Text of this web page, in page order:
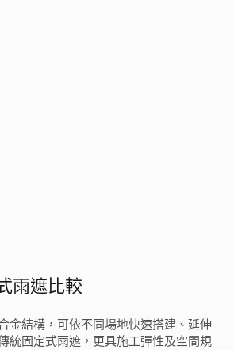
雨遮比較
金結構，可依不同場地快速搭建、延伸
統固定式雨遮，更具施工彈性及空間規